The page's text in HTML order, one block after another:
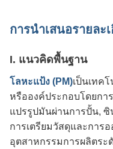
การนําเสนอรายละ
I. แนวคิดพื้นฐาน
โลหะแป้ง (PM)เป็นเทค
หรือองค์ประกอบโดยกา
แปรรูปมันผ่านการปั้น, ซิ
การเตรียมวัสดุและการ
อุตสาหกรรมการผลิตระ